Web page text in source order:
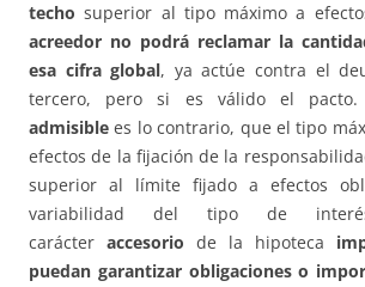
techo superior al tipo máximo a
acreedor no podrá reclamar la
esa cifra global, ya actúe contra el
tercero, pero si es válido el pacto.
admisible es lo contrario, que el tipo
efectos de la fijación de la
superior al límite fijado a efectos
variabilidad del tipo de
carácter accesorio de la hipoteca
puedan garantizar obligaciones o